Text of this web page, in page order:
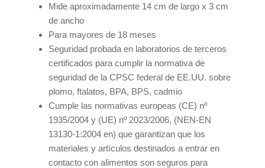
Mide aproximadamente 14 cm de largo x 3 cm
de ancho
Para mayores de 18 meses
Seguridad probada en laboratorios de terceros
certificados para cumplir la normativa de
seguridad de la CPSC federal de EE.UU. sobre
plomo, ftalatos, BPA, BPS, cadmio
Cumple las normativas europeas (CE) nº
1935/2004 y (UE) nº 2023/2006, (NEN-EN
13130-1:2004 en) que garantizan que los
materiales y artículos destinados a entrar en
contacto con alimentos son seguros para